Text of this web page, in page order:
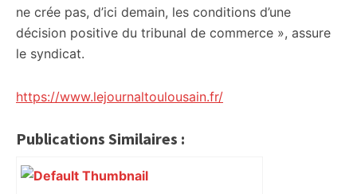
ne crée pas, d’ici demain, les conditions d’une
décision positive du tribunal de commerce », assure
le syndicat.
https://www.lejournaltoulousain.fr/
Publications Similaires :